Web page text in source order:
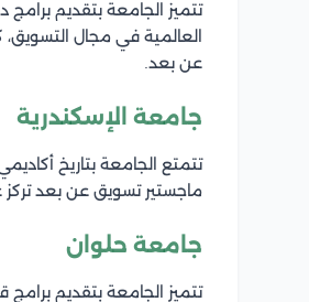
تتميز الجامعة بتقديم
العالمية في مجال
عن بعد.
جامعة الإسكندرية
تتمتع الجامعة بتاريخ
ماجستير تسويق عن بعد تركز
جامعة حلوان
تتميز الجامعة بتقديم برامج